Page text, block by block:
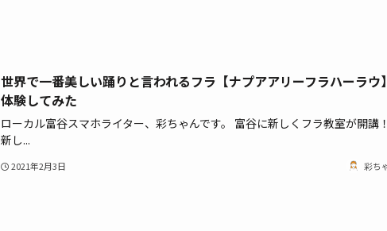
世界で一番美しい踊りと言われるフラ【ナプアアリーフラハーラウ】
体験してみた
ローカル富谷スマホライター、彩ちゃんです。 富谷に新しくフラ教室が開講！
新し...
2021年2月3日 彩ち